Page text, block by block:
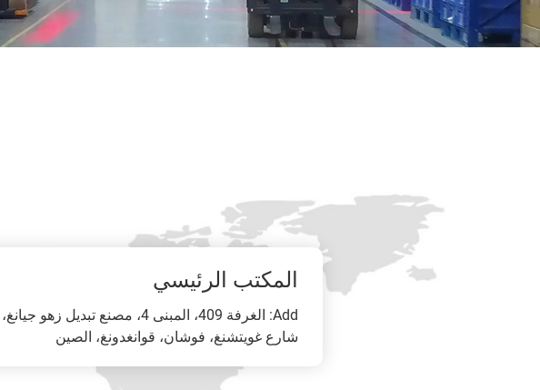
المكتب الرئيسي
شارع غويتشنغ، فوشان، قوانغدونغ، الصين